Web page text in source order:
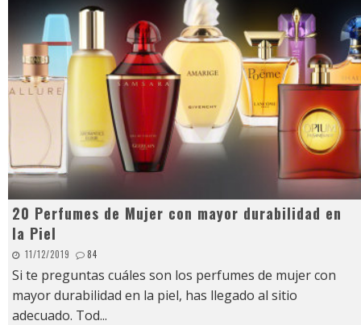
20 Perfumes de Mujer con mayor durabilidad en
la Piel
11/12/2019 84
Si te preguntas cuáles son los perfumes de mujer con
mayor durabilidad en la piel, has llegado al sitio
adecuado. Tod...